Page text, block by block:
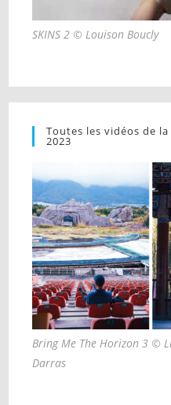
SKINS 2 © Louison Boucly
Toutes les vidéos de
2023
Bring Me The Horizon 3 ©
Darras